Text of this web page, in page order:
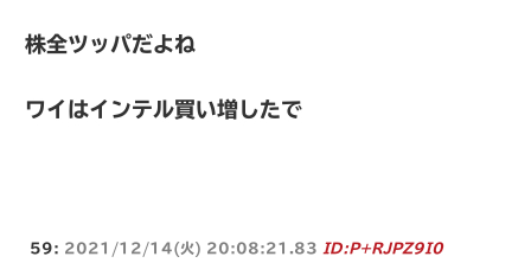
株全ツッパだよね
ワイはインテル買い増したで
59: 2021/12/14(火) 20:08:21.83 ID:P+RJPZ9I0